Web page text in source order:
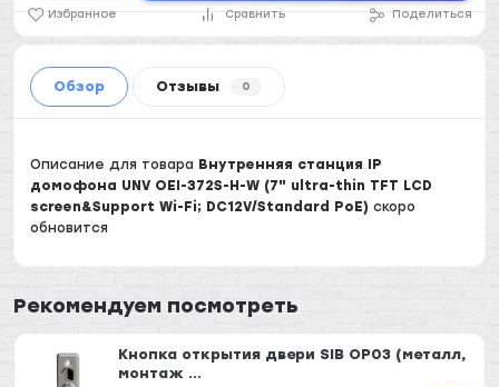
Избранное Сравнить Поделиться
Обзор Отзывы 0
Описание для товара Внутренняя станция IP
домофона UNV OEI-372S-H-W (7" ultra-thin TFT LCD
screen&Support Wi-Fi; DC12V/Standard PoE) скоро
обновится
Рекомендуем посмотреть
Кнопка открытия двери SIB OP03 (металл,
монтаж ...